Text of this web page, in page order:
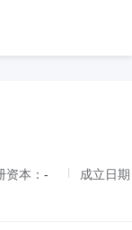
资本： -
成立日